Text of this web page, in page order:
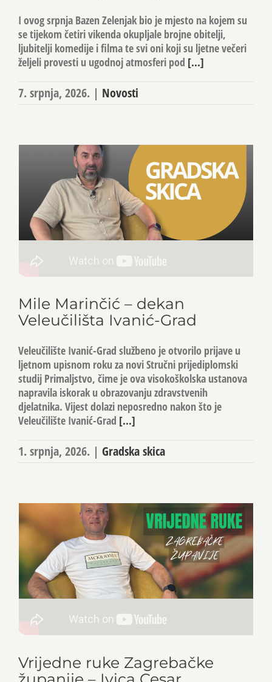
I ovog srpnja Bazen Zelenjak bio je mjesto na kojem su
se tijekom četiri vikenda okupljale brojne obitelji,
ljubitelji komedije i filma te svi oni koji su ljetne večeri
željeli provesti u ugodnoj atmosferi pod [...]
7. srpnja, 2026. | Novosti
Mile Marinčić – dekan
Veleučilišta Ivanić-Grad
Veleučilište Ivanić-Grad službeno je otvorilo prijave u
ljetnom upisnom roku za novi Stručni prijediplomski
studij Primaljstvo, čime je ova visokoškolska ustanova
napravila iskorak u obrazovanju zdravstvenih
djelatnika. Vijest dolazi neposredno nakon što je
Veleučilište Ivanić-Grad [...]
1. srpnja, 2026. | Gradska skica
Vrijedne ruke Zagrebačke